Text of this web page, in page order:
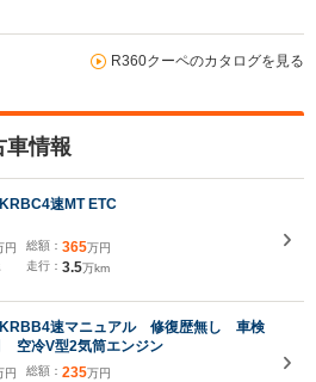
R360クーペのカタログを見る
車情報
速MT ETC
円
総額： 365万円
走行： 3.5万km
速マニュアル 修復歴無し 車検
空冷V型2気筒エンジン
円
総額： 235万円